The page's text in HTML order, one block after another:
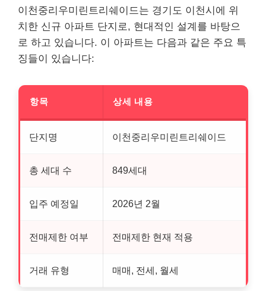
이천중리우미린트리쉐이드는 경기도 이천시에 위
치한 신규 아파트 단지로, 현대적인 설계를 바탕으
로 하고 있습니다. 이 아파트는 다음과 같은 주요 특
징들이 있습니다:
항목 상세 내용
단지명 이천중리우미린트리쉐이드
총 세대 수 849세대
입주 예정일 2026년 2월
전매제한 여부 전매제한 현재 적용
거래 유형 매매, 전세, 월세